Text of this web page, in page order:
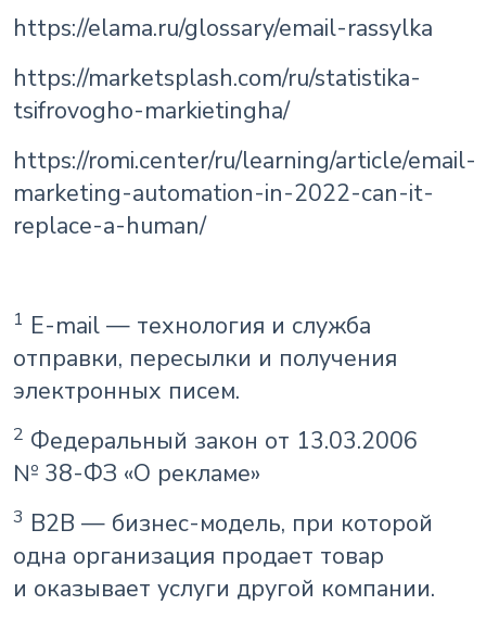
https://elama.ru/glossary/email-rassylka
https://marketsplash.com/ru/statistika-
tsifrovogho-markietingha/
https://romi.center/ru/learning/article/email-
marketing-automation-in-2022-can-it-
replace-a-human/
1 E-mail — технология и служба
отправки, пересылки и получения
электронных писем.
2 Федеральный закон от 13.03.2006
№ 38-ФЗ «О рекламе»
3 B2B — бизнес-модель, при которой
одна организация продает товар
и оказывает услуги другой компании.